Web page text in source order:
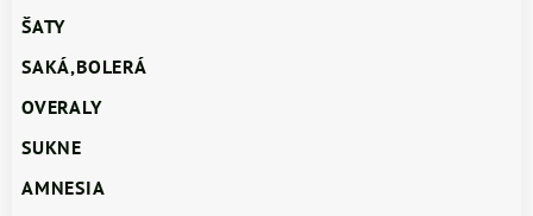
ŠATY
SAKÁ,BOLERÁ
OVERALY
SUKNE
AMNESIA